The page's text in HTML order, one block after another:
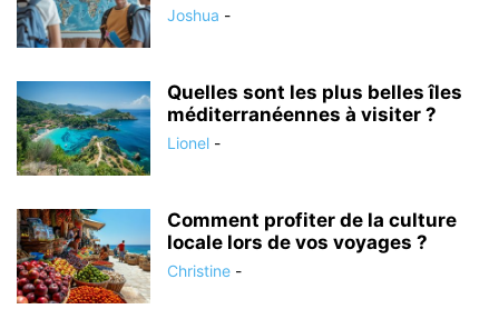
Joshua -
Quelles sont les plus belles îles
méditerranéennes à visiter ?
Lionel -
Comment profiter de la culture
locale lors de vos voyages ?
Christine -